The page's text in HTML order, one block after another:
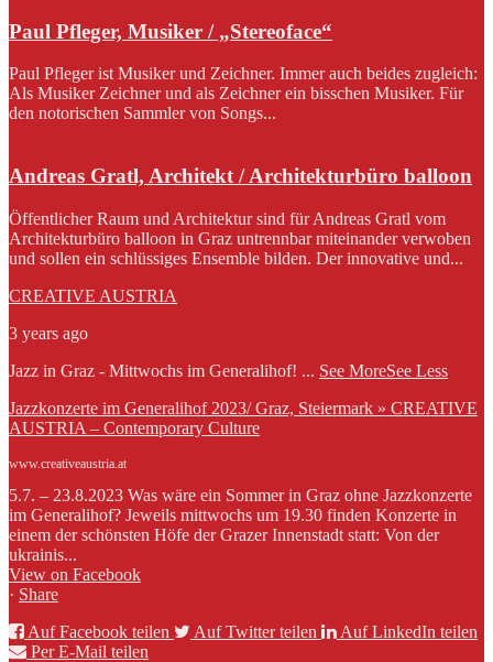
Paul Pfleger, Musiker / „Stereoface“
Paul Pfleger ist Musiker und Zeichner. Immer auch beides zugleich:
Als Musiker Zeichner und als Zeichner ein bisschen Musiker. Für
den notorischen Sammler von Songs...
Andreas Gratl, Architekt / Architekturbüro balloon
Öffentlicher Raum und Architektur sind für Andreas Gratl vom
Architekturbüro balloon in Graz untrennbar miteinander verwoben
und sollen ein schlüssiges Ensemble bilden. Der innovative und...
CREATIVE AUSTRIA
3 years ago
Jazz in Graz - Mittwochs im Generalihof! ... See MoreSee Less
Jazzkonzerte im Generalihof 2023/ Graz, Steiermark » CREATIVE
AUSTRIA – Contemporary Culture
www.creativeaustria.at
5.7. – 23.8.2023 Was wäre ein Sommer in Graz ohne Jazzkonzerte
im Generalihof? Jeweils mittwochs um 19.30 finden Konzerte in
einem der schönsten Höfe der Grazer Innenstadt statt: Von der
ukrainis...
View on Facebook
· Share
Auf Facebook teilen
Auf Twitter teilen
Auf LinkedIn teilen
Per E-Mail teilen